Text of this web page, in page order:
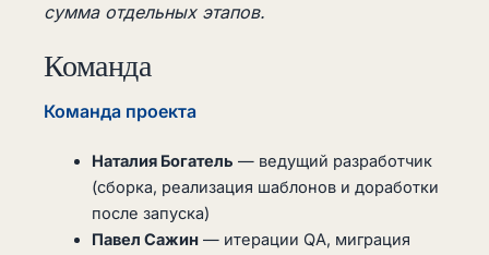
сумма отдельных этапов.
Команда
Команда проекта
Наталия Богатель — ведущий разработчик
(сборка, реализация шаблонов и доработки
после запуска)
Павел Сажин— итерации QA, миграция